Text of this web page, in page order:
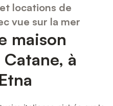
locations de
vue sur la mer
maison
à